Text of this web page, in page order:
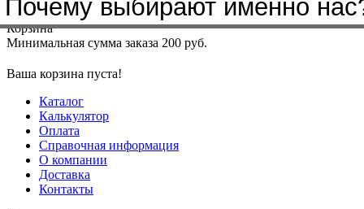
Меню+7(4912)50-37-50sbit@krep62.ru
Корзина
Минимальная сумма заказа 200 руб.
Ваша корзина пуста!
Каталог
Калькулятор
Оплата
Справочная информация
О компании
Доставка
Контакты
Почему выбирают именно